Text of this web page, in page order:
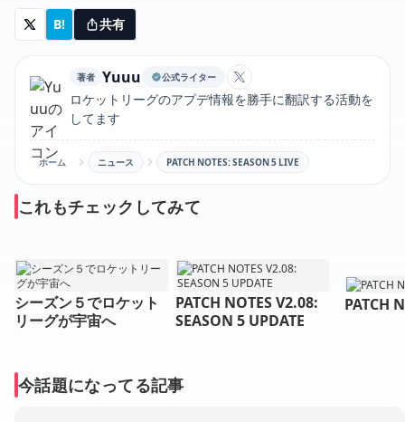
B! 共有
著者 Yuuu 公式ライター
YuuuのXアカウントリン
ロケットリーグのアプデ情報を勝手に翻訳する活動を
してます
ホーム ニュース PATCH NOTES: SEASON 5 LIVE
これもチェックしてみて
シーズン５でロケット
リーグが宇宙へ
PATCH NOTES V2.08:
SEASON 5 UPDATE
PATCH
今話題になってる記事